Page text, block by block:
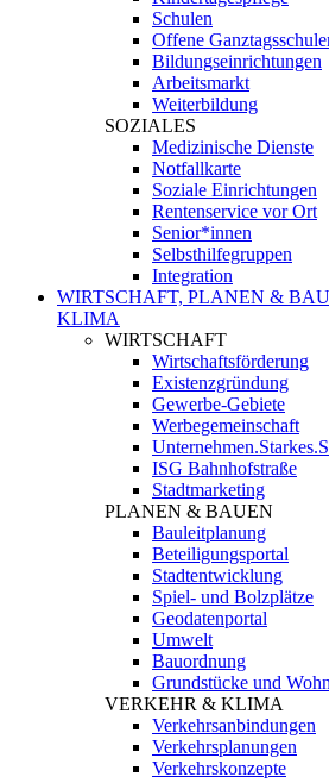
Schulen
Offene
Bildungseinrichtungen
Arbeitsmarkt
Weiterbildung
SOZIALES
Medizinische Dienste
Notfallkarte
Soziale Einrichtungen
Rentenservice vor Ort
Senior*innen
Selbsthilfegruppen
Integration
WIRTSCHAFT, PLANEN &
KLIMA
WIRTSCHAFT
Wirtschaftsförderung
Existenzgründung
Gewerbe-Gebiete
Werbegemeinschaft
ISG Bahnhofstraße
Stadtmarketing
PLANEN & BAUEN
Bauleitplanung
Beteiligungsportal
Stadtentwicklung
Spiel- und Bolzplätze
Geodatenportal
Umwelt
Bauordnung
Grundstücke und
VERKEHR & KLIMA
Verkehrsanbindungen
Verkehrsplanungen
Verkehrskonzepte